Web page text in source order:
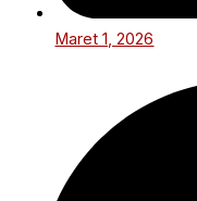
Maret 1, 2026